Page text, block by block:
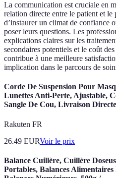
La communication est cruciale en
relation directe entre le patient et
d’instaurer un climat de confiance
poser leurs questions. Les
explications claires sur les
secondaires potentiels et le coût
contribue à une meilleure
implication dans le parcours de
Corde De Suspension Pour
Lunettes Anti-Perte, Ajustable,
Sangle De Cou, Livraison
Rakuten FR
26.49 EURVoir le prix
Balance Cuillère, Cuillère
Portables, Balances